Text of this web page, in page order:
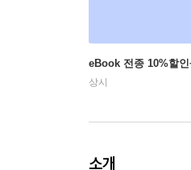
eBook 전종 10%할
상시
소개